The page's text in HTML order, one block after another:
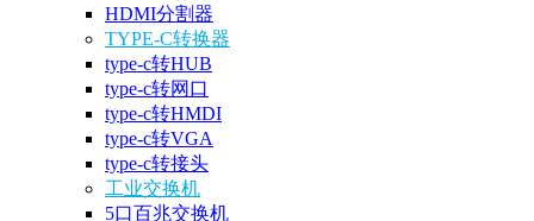
HDMI分割器
TYPE-C转换器
type-c转HUB
type-c转网口
type-c转HMDI
type-c转VGA
type-c转接头
工业交换机
5口百兆交换机